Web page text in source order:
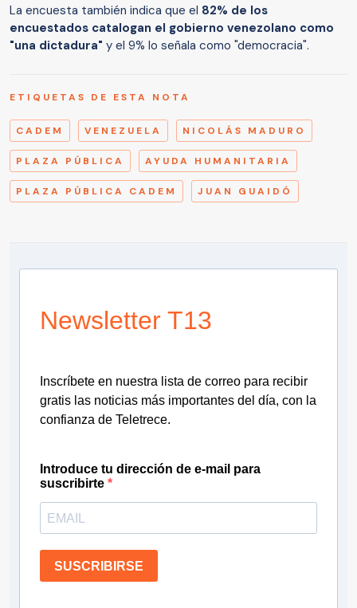
La encuesta también indica que el 82% de los
encuestados catalogan el gobierno venezolano como
"una dictadura" y el 9% lo señala como "democracia".
ETIQUETAS DE ESTA NOTA
CADEM VENEZUELA NICOLÁS MADURO
PLAZA PÚBLICA AYUDA HUMANITARIA
PLAZA PÚBLICA CADEM JUAN GUAIDÓ
Newsletter T13
Inscríbete en nuestra lista de correo para recibir
gratis las noticias más importantes del día, con la
confianza de Teletrece.
Introduce tu dirección de e-mail para
suscribirte
SUSCRIBIRSE